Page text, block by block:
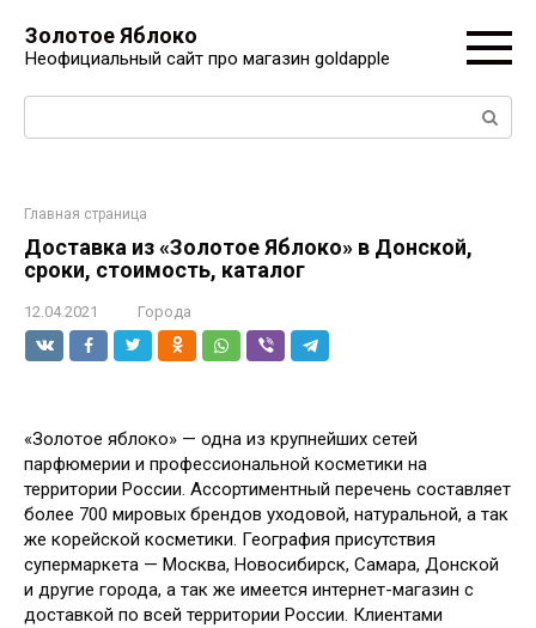
контенту
Золотое Яблоко
Неофициальный сайт про магазин goldapple
Поиск:
Главная страница
Доставка из «Золотое Яблоко» в Донской,
сроки, стоимость, каталог
12.04.2021 Города
«Золотое яблоко» — одна из крупнейших сетей
парфюмерии и профессиональной косметики на
территории России. Ассортиментный перечень составляет
более 700 мировых брендов уходовой, натуральной, а так
же корейской косметики. География присутствия
супермаркета — Москва, Новосибирск, Самара, Донской
и другие города, а так же имеется интернет-магазин с
доставкой по всей территории России. Клиентами